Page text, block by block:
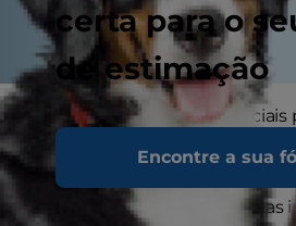
certa para o
de estimação
Encontre a sua
Os rins do gato são essenciais
manutenção da saúde. Entre
funções, os rins ajudam a
arterial, produzem hormonas